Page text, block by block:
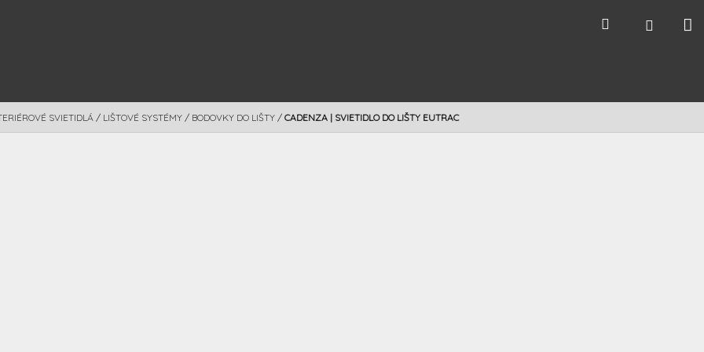
Hľadať
SVIETIDLÁ / LIŠTOVÉ SYSTÉMY / BODOVKY DO LIŠTY / CADENZA | SVIETIDLO DO LIŠTY EUTRAC